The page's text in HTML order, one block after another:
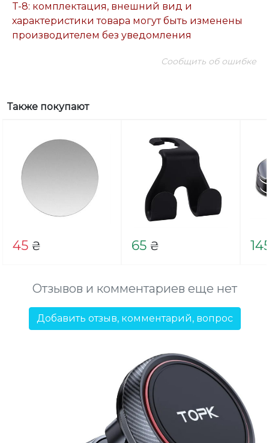
T-8: комплектация, внешний вид и
характеристики товара могут быть изменены
производителем без уведомления
Сообщить об ошибке
Также покупают
45 ₴ 65 ₴
Отзывов и комментариев еще нет
Добавить отзыв, комментарий, вопрос